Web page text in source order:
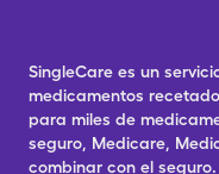
SingleCare es un
medicamentos
para miles de
seguro, Medicare,
combinar con el seguro.